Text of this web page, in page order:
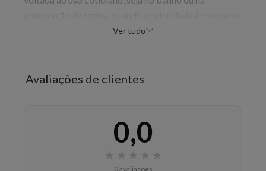
axilas limpas e confortáveis. O uso regular apoia uma
manter a sensação de frescor
Ver tudo
Avaliações de clientes
0,0
0 avaliações